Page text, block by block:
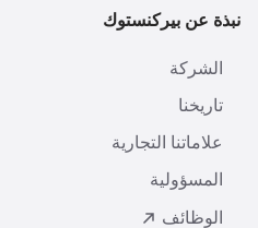
نبذة عن بيركنستوك
الشركة
تاريخنا
علاماتنا التجارية
المسؤولية
الوظائف